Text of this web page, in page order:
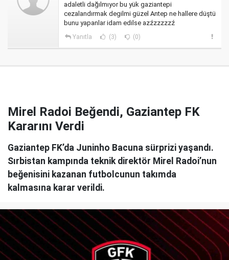
adaletli dağılmıyor bu yük gaziantepi
cezalandırmak degilmi güzel Antep ne hallere düştü
bunu yapanlar idam edilse azźzzzzzź
Yanıtla (3) (0)
Mirel Radoi Beğendi, Gaziantep FK
Kararını Verdi
Gaziantep FK’da Juninho Bacuna sürprizi yaşandı.
Sırbistan kampında teknik direktör Mirel Radoi’nun
beğenisini kazanan futbolcunun takımda
kalmasına karar verildi.